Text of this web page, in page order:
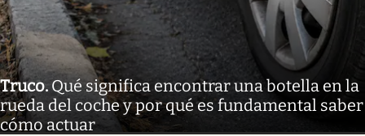
Truco.Qué significa encontrar una botella en la
rueda del coche y por qué es fundamental saber
cómo actuar